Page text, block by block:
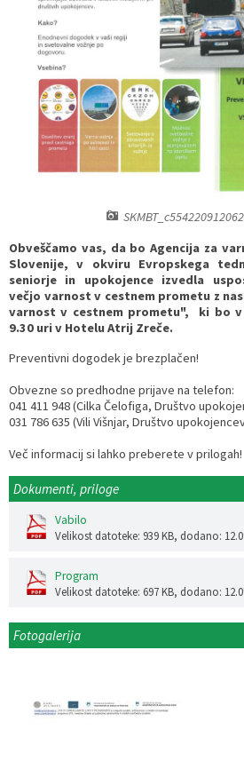
Obveščamo vas, da bo Agencija za
Slovenije, v okviru Evropskega
seniorje in upokojence izvedla
večjo varnost v cestnem prometu z
varnost v cestnem prometu", ki bo
9.30 uri v Hotelu Atrij Zreče.
Preventivni dogodek je brezplačen!
Obvezne so predhodne prijave na telefon:
041 411 948 (Cilka Čelofiga, Društvo
031 786 635 (Vili Višnjar, Društvo
Več informacij si lahko preberete v prilogah!
Dokumenti, priloge
Vabilo
Velikost datoteke: 939 KB, dodano:
Program
Velikost datoteke: 697 KB, dodano:
Fotogalerija
Razvojni programi
Kronologija občine
Fotogalerija
Predstavniki občine v svetih zavodov
Prijave in pobude
Splošni akti občine
Informacije javnega značaja
Lokalne volitve
Delovni čas zdravnikov
Društva
Lokacije defibrilatorjev
Ceniki